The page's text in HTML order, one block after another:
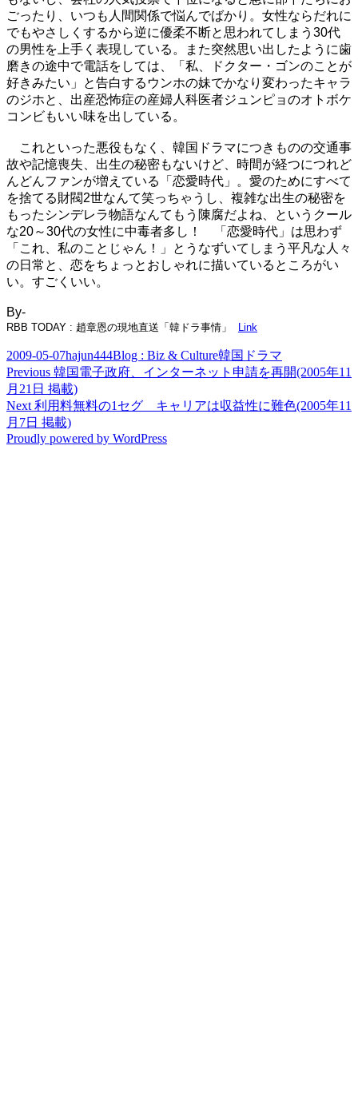
ごったり、いつも人間関係で悩んでばかり。女性ならだれに
でもやさしくするから逆に優柔不断と思われてしまう30代
の男性を上手く表現している。また突然思い出したように歯
磨きの途中で電話をしては、「私、ドクター・ゴンのことが
好きみたい」と告白するウンホの妹でかなり変わったキャラ
のジホと、出産恐怖症の産婦人科医者ジュンピョのオトボケ
コンビもいい味を出している。
これといった悪役もなく、韓国ドラマにつきものの交通事
故や記憶喪失、出生の秘密もないけど、時間が経つにつれど
んどんファンが増えている「恋愛時代」。愛のためにすべて
を捨てる財閥2世なんて笑っちゃうし、複雑な出生の秘密を
もったシンデレラ物語なんてもう陳腐だよね、というクール
な20～30代の女性に中毒者多し！ 「恋愛時代」は思わず
「これ、私のことじゃん！」とうなずいてしまう平凡な人々
の日常と、恋をちょっとおしゃれに描いているところがい
い。すごくいい。
By-
RBB TODAY : 趙章恩の現地直送「韓ドラ事情」 Link
Posted
on
2009-05-07Author
hajun444Categories
Blog : Biz & CultureTags
韓国ドラマ
Post
navigation
Previous Previous
post:
韓国電子政府、インターネット申請を再開(2005年11
月21日 掲載)
Next Next
post:
利用料無料の1セグ キャリアは収益性に難色(2005年11
月7日 掲載)
Proudly powered by WordPress